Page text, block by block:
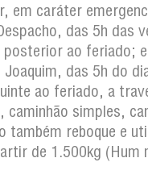
em caráter
das 5h das
ao feriado;
das 5h do
ao feriado, a
caminhão simples,
também reboque e
de 1.500kg (Hum